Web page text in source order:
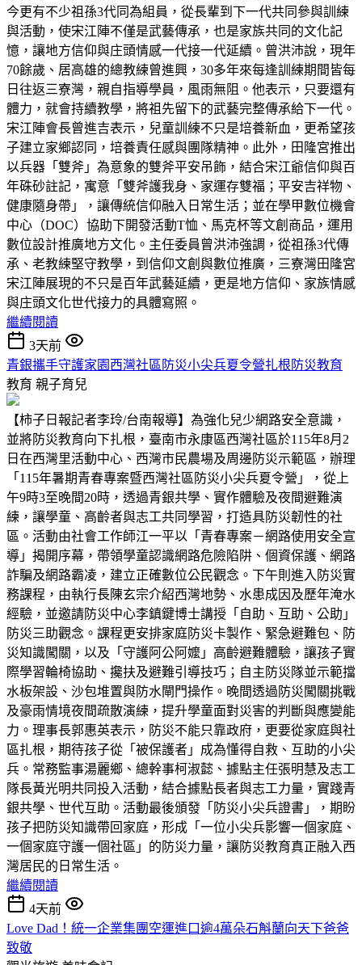
今更有不少祖孫3代同為組員，從長輩到下一代共同參與訓練
與活動，使宋江陣不僅是武藝傳承，也是家族共同的文化記
憶，讓地方信仰與庄頭情感一代接一代延續。曾洪沛說，現年
70餘歲、居高雄的總教練曾進興，30多年來每逢訓練期間皆每
日往返三寮灣，親自指導學員，風雨無阻。他表示，只要還有
體力，就會持續教學，將祖先留下的武藝完整傳承給下一代。
宋江陣會長曾進吉表示，兒童訓練不只是培養新血，更希望孩
子建立家鄉認同，培養責任感與團隊精神。此外，田隆宮推出
以兵器「雙斧」為意象的雙斧平安吊飾，結合宋江爺信仰與百
年硃砂註記，寓意「雙斧護我身、家運存雙福；平安吉祥物、
健康隨身帶」，讓傳統信仰融入日常生活；並在學甲數位機會
中心（DOC）協助下開發活動T恤、馬克杯等文創商品，運用
數位設計推廣地方文化。主任委員曾洪沛強調，從祖孫3代傳
承、老教練堅守教學，到信仰文創與數位推廣，三寮灣田隆宮
宋江陣展現的不只是百年武藝延續，更是地方信仰、家族情感
與庄頭文化世代接力的具體寫照。
繼續閱讀
3天前
青銀攜手守護家園西灣社區防災小尖兵夏令營扎根防災教育
教育 親子育兒
【柿子日報記者李玲/台南報導】為強化兒少網路安全意識，
並將防災教育向下扎根，臺南市永康區西灣社區於115年8月2
日在西灣里活動中心、西灣市民農場及周邊防災示範區，辦理
「115年暑期青春專案暨西灣社區防災小尖兵夏令營」，從上
午9時3至晚間20時，透過青銀共學、實作體驗及夜間避難演
練，讓學童、高齡者與志工共同學習，打造具防災韌性的社
區。活動由社會工作師江一平以「青春專案－網路使用安全宣
導」揭開序幕，帶領學童認識網路危險陷阱、個資保護、網路
詐騙及網路霸凌，建立正確數位公民觀念。下午則進入防災實
務課程，由執行長陳玄宗介紹西灣地勢、水患成因及歷年淹水
經驗，並邀請防災中心李鎮鍵博士講授「自助、互助、公助」
防災三助觀念。課程更安排家庭防災卡製作、緊急避難包、防
災知識闖關，以及「守護阿公阿嬤」高齡避難體驗，讓孩子實
際學習輪椅協助、攙扶及避難引導技巧；自主防災隊並示範擋
水板架設、沙包堆置與防水閘門操作。晚間透過防災闖關挑戰
及豪雨情境夜間疏散演練，提升學童面對災害的判斷與應變能
力。理事長郭惠英表示，防災不能只靠政府，更要從家庭與社
區扎根，期待孩子從「被保護者」成為懂得自救、互助的小尖
兵。常務監事湯麗鄉、總幹事柯淑懿、據點主任張明慧及志工
隊長黃光明共同投入活動，結合據點長者與志工力量，實踐青
銀共學、世代互助。活動最後頒發「防災小尖兵證書」，期盼
孩子把防災知識帶回家庭，形成「一位小尖兵影響一個家庭、
一個家庭守護一個社區」的防災力量，讓防災教育真正融入西
灣居民的日常生活。
繼續閱讀
4天前
Love Dad！統一企業集團空運進口逾4萬朵石斛蘭向天下爸爸
致敬